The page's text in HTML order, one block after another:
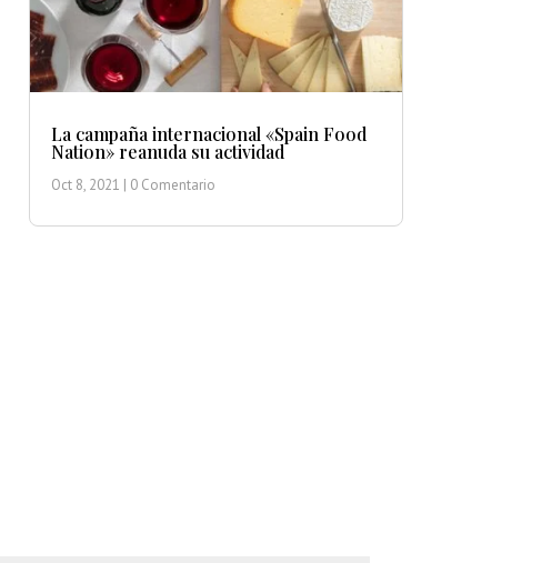
La campaña internacional «Spain Food
Nation» reanuda su actividad
Oct 8, 2021 | 0 Comentario